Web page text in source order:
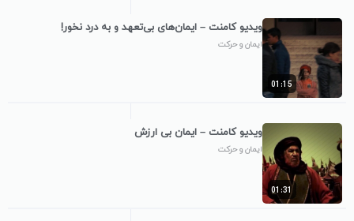
01:15
ویدیو کامنت – ایمان‌های بی‌تعهد و به درد نخور!
ایمان و حرکت
01:31
ویدیو کامنت – ایمان بی ارزش
ایمان و حرکت